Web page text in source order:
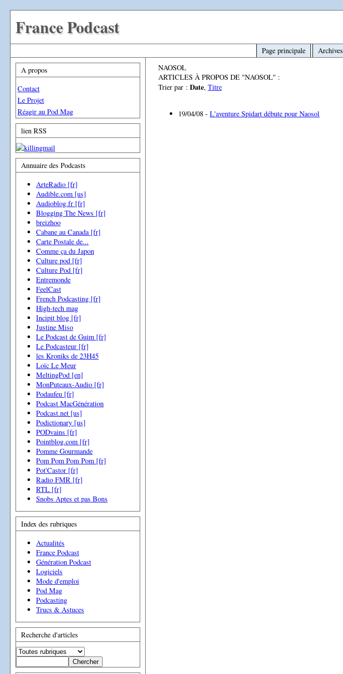
France Podcast
Page principale Archives
A propos
Contact
Le Projet
Réagir au Pod Mag
lien RSS
Annuaire des Podcasts
ArteRadio [fr]
Audible.com [us]
Audioblog.fr [fr]
Blogging The News [fr]
breizhoo
Cabane au Canada [fr]
Carte Postale de...
Comme ça du Japon
Culture pod [fr]
Culture Pod [fr]
Entremonde
FeelCast
French Podcasting [fr]
High-tech mag
Incipit blog [fr]
Justine Miso
Le Podcast de Guim [fr]
Le Podcasteur [fr]
les Kroniks de 23H45
Loïc Le Meur
MeltingPod [en]
MonPuteaux-Audio [fr]
Podaufeu [fr]
Podcast MacGénération
Podcast.net [us]
Podictionary [us]
PODvains [fr]
Pointblog.com [fr]
Pomme Gourmande
Pom Pom Pom Pom [fr]
Pot'Castor [fr]
Radio FMR [fr]
RTL [fr]
Snobs Aptes et pas Bons
Index des rubriques
Actualités
France Podcast
Génération Podcast
Logiciels
Mode d'emploi
Pod Mag
Podcasting
Trucs & Astuces
Recherche d'articles
NAOSOL
ARTICLES À PROPOS DE "NAOSOL" :
Trier par : Date, Titre
19/04/08 - L'aventure Spidart débute pour Naosol